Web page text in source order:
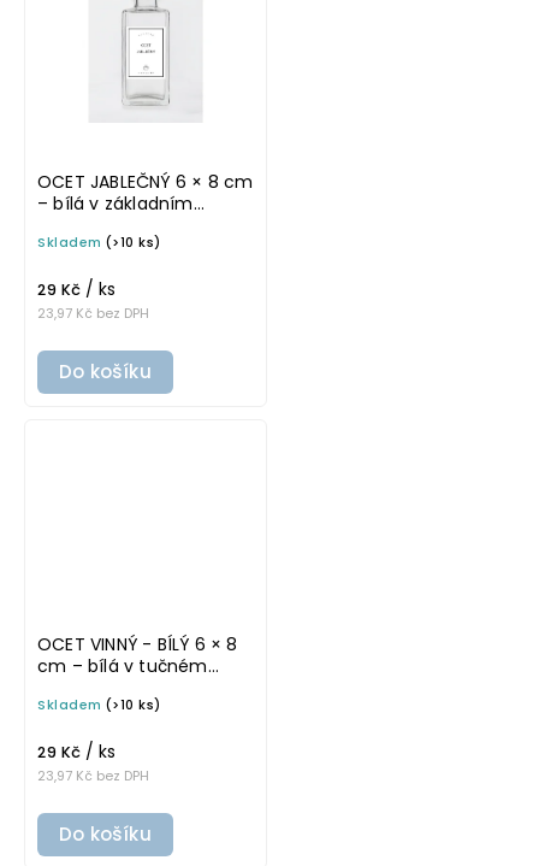
OCET JABLEČNÝ 6 × 8 cm
– bílá v základním
samolepka na
Skladem (>10 ks)
23,97 Kč bez DPH
29 Kč / ks
Do košíku
OCET VINNÝ - BÍLÝ 6 × 8
cm – bílá v tučném
samolepka na
Skladem (>10 ks)
23,97 Kč bez DPH
29 Kč / ks
Do košíku